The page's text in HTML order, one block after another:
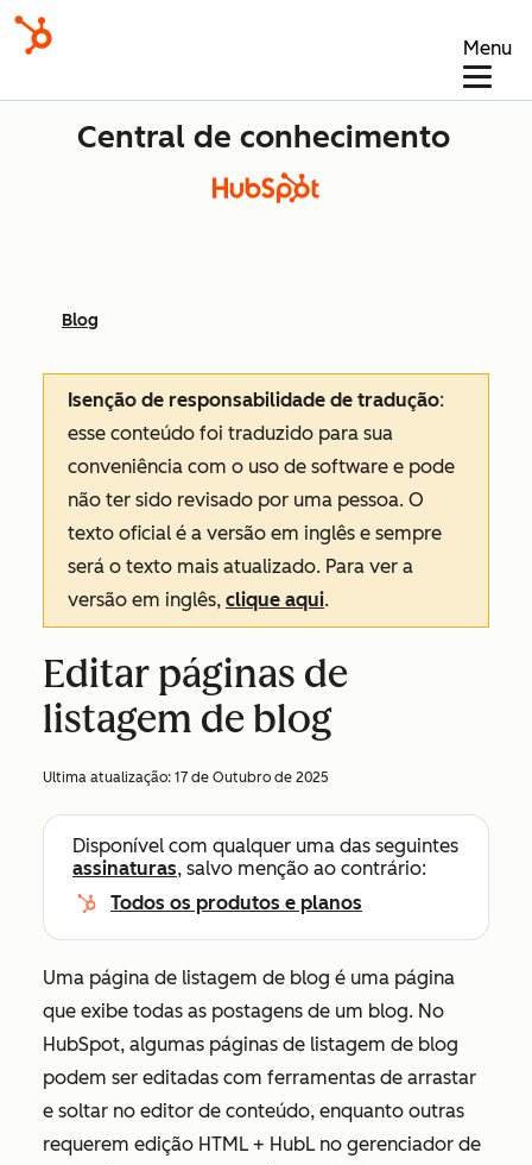
Menu
Central de conhecimento
Blog
Isenção de responsabilidade de tradução:
esse conteúdo foi traduzido para sua
conveniência com o uso de software e pode
não ter sido revisado por uma pessoa. O
texto oficial é a versão em inglês e sempre
será o texto mais atualizado. Para ver a
versão em inglês, clique aqui.
Editar páginas de
listagem de blog
Ultima atualização: 17 de Outubro de 2025
Disponível com qualquer uma das seguintes
assinaturas, salvo menção ao contrário:
Todos os produtos e planos
Uma página de listagem de blog é uma página
que exibe todas as postagens de um blog. No
HubSpot, algumas páginas de listagem de blog
podem ser editadas com ferramentas de arrastar
e soltar no editor de conteúdo, enquanto outras
requerem edição HTML + HubL no gerenciador de